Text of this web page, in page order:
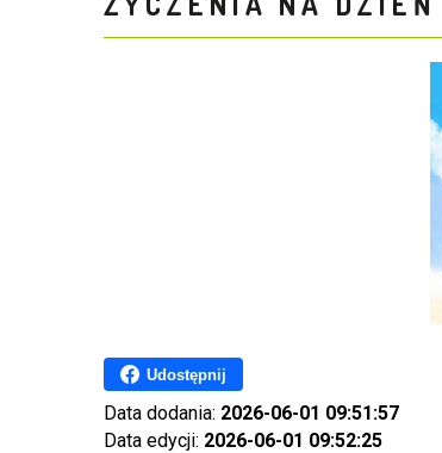
Udostępnij
Data dodania: 2026-06-01 09:51:57
Data edycji: 2026-06-01 09:52:25